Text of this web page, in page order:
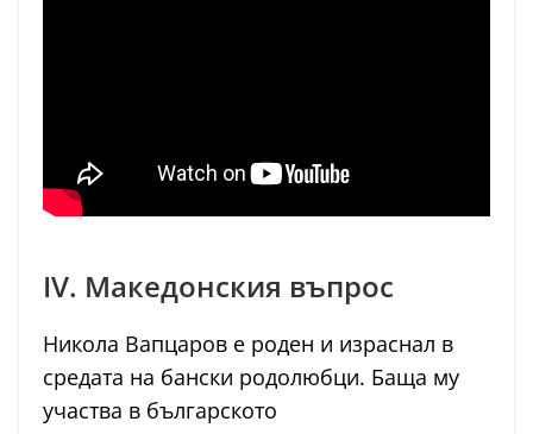
IV. Македонския въпрос
Никола Вапцаров е роден и израснал в
средата на бански родолюбци. Баща му
участва в българското